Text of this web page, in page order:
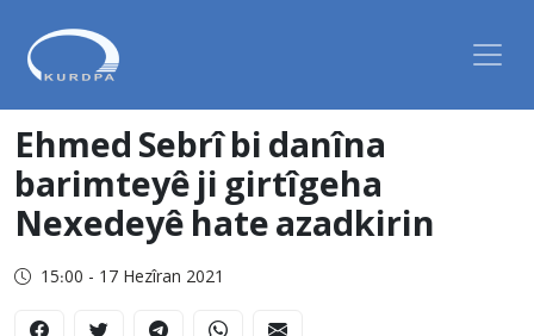
Ehmed Sebrî bi danîna
barimteyê ji girtîgeha
Nexedeyê hate azadkirin
15:00 - 17 Hezîran 2021